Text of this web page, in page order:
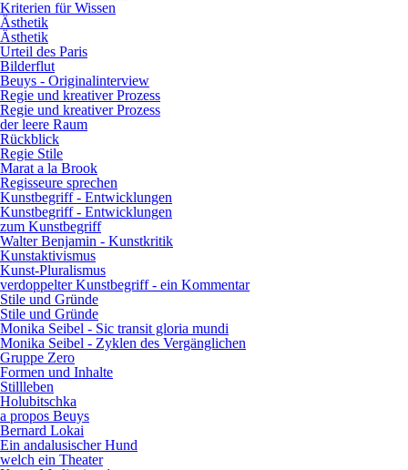
Kriterien für Wissen
Ästhetik
Ästhetik
Urteil des Paris
Bilderflut
Beuys - Originalinterview
Regie und kreativer Prozess
Regie und kreativer Prozess
der leere Raum
Rückblick
Regie Stile
Marat a la Brook
Regisseure sprechen
Kunstbegriff - Entwicklungen
Kunstbegriff - Entwicklungen
zum Kunstbegriff
Walter Benjamin - Kunstkritik
Kunstaktivismus
Kunst-Pluralismus
verdoppelter Kunstbegriff - ein Kommentar
Stile und Gründe
Stile und Gründe
Monika Seibel - Sic transit gloria mundi
Monika Seibel - Zyklen des Vergänglichen
Gruppe Zero
Formen und Inhalte
Stillleben
Holubitschka
a propos Beuys
Bernard Lokai
Ein andalusischer Hund
welch ein Theater